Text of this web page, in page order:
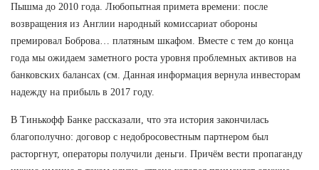
Пышма до 2010 года. Любопытная примета времени: после
возвращения из Англии народный комиссариат обороны
премировал Боброва… платяным шкафом. Вместе с тем до конца
года мы ожидаем заметного роста уровня проблемных активов на
банковских балансах (см. Данная информация вернула инвесторам
надежду на прибыль в 2017 году.
В Тинькофф Банке рассказали, что эта история закончилась
благополучно: договор с недобросовестным партнером был
расторгнут, операторы получили деньги. Причём вести пропаганду